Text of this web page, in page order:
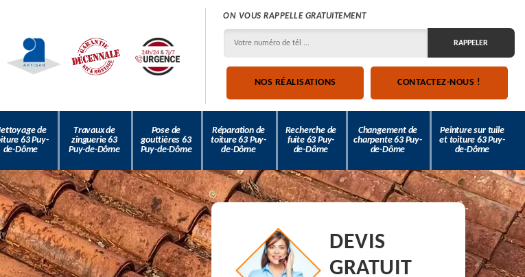
ON VOUS RAPPELLE GRATUITEMENT
NOS RÉALISATIONS CONTACTEZ-NOUS !
de
63 Puy-
de-Dôme
Travaux de
zinguerie 63
Puy-de-Dôme
Pose de
gouttières 63
Puy-de-Dôme
Réparation de
toiture 63 Puy-
de-Dôme
Recherche de
fuite 63 Puy-
de-Dôme
Changement de
charpente 63 Puy-
de-Dôme
Peinture sur tuile
et toiture 63 Puy-
de-Dôme
DEVIS
GRATUIT